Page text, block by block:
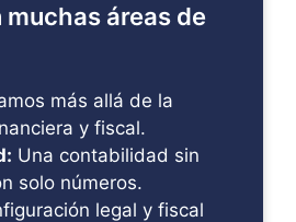
áreas de
más allá de la
y fiscal.
Una contabilidad sin
solo números.
legal y fiscal